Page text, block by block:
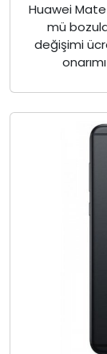
Huawei Mate
mü
değişimi